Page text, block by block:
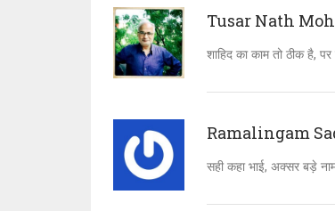
Tusar Nath
शाहिद का काम तो ठीक है,
Ramalingam
सही कहा भाई, अक्सर बड़े